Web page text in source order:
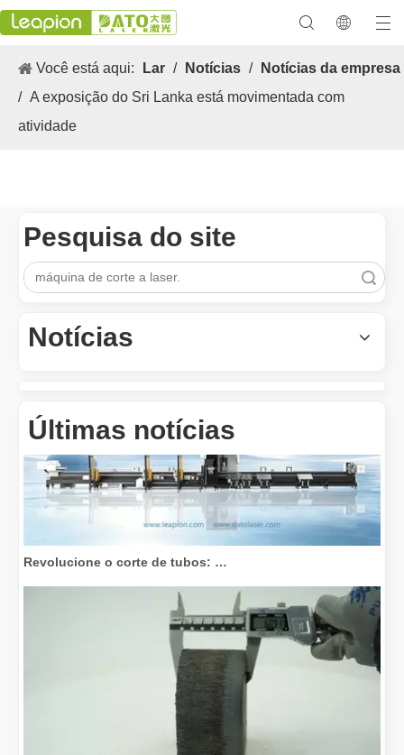
Você está aqui: Lar / Notícias /
Notícias da empresa
/ A exposição do Sri Lanka está movimentada com
atividade
Pesquisa do site
Notícias
Últimas notícias
Revolucione o corte de tubos: como as máquinas de corte de tubos a laser transformam a fabricação